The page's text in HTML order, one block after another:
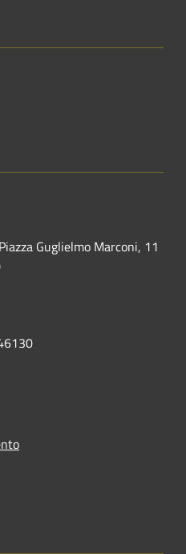
Guglielmo Marconi, 11